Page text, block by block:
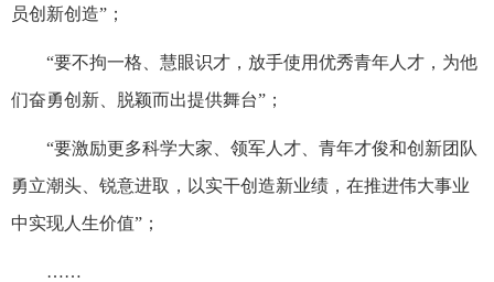
员创新创造”；
“要不拘一格、慧眼识才，放手使用优秀青年人才，为他
们奋勇创新、脱颖而出提供舞台”；
“要激励更多科学大家、领军人才、青年才俊和创新团队
勇立潮头、锐意进取，以实干创造新业绩，在推进伟大事业
中实现人生价值”；
……